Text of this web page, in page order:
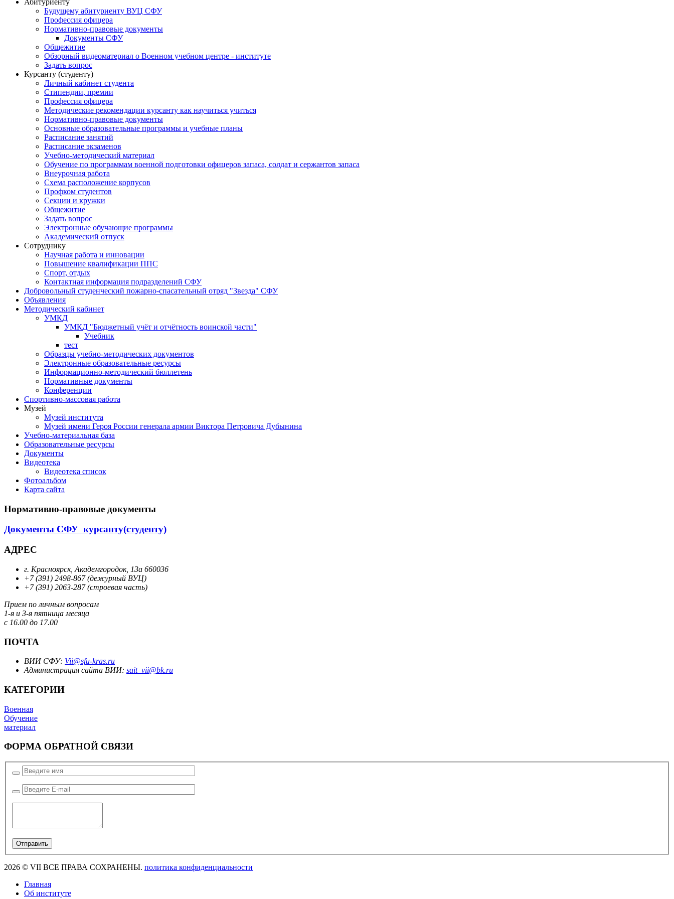
Абитуриенту
Будущему абитуриенту ВУЦ СФУ
Профессия офицера
Нормативно-правовые документы
Документы СФУ
Общежитие
Обзорный видеоматериал о Военном учебном центре - институте
Задать вопрос
Курсанту (студенту)
Личный кабинет студента
Стипендии, премии
Профессия офицера
Методические рекомендации курсанту как научиться учиться
Нормативно-правовые документы
Основные образовательные программы и учебные планы
Расписание занятий
Расписание экзаменов
Учебно-методический материал
Обучение по программам военной подготовки офицеров запаса, солдат и сержантов запаса
Внеурочная работа
Схема расположение корпусов
Профком студентов
Секции и кружки
Общежитие
Задать вопрос
Электронные обучающие программы
Академический отпуск
Сотруднику
Научная работа и инновации
Повышение квалификации ППС
Спорт, отдых
Контактная информация подразделений СФУ
Добровольный студенческий пожарно-спасательный отряд "Звезда" СФУ
Объявления
Методический кабинет
УМКД
УМКД "Бюджетный учёт и отчётность воинской части"
Учебник
тест
Образцы учебно-методических документов
Электронные образовательные ресурсы
Информационно-методический бюллетень
Нормативные документы
Конференции
Спортивно-массовая работа
Музей
Музей института
Музей имени Героя России генерала армии Виктора Петровича Дубынина
Учебно-материальная база
Образовательные ресурсы
Документы
Видеотека
Видеотека список
Фотоальбом
Карта сайта
Нормативно-правовые документы
Документы СФУ курсанту(студенту)
АДРЕС
г. Красноярск, Академгородок, 13а 660036
+7 (391) 2498-867 (дежурный ВУЦ)
+7 (391) 2063-287 (строевая часть)
Прием по личным вопросам
1-я и 3-я пятница месяца
с 16.00 до 17.00
ПОЧТА
ВИИ СФУ: Vii@sfu-kras.ru
Администрация сайта ВИИ: sait_vii@bk.ru
КАТЕГОРИИ
Военная
Обучение
материал
ФОРМА ОБРАТНОЙ СВЯЗИ
2026 © VII ВСЕ ПРАВА СОХРАНЕНЫ. политика конфиденциальности
Главная
Об институте